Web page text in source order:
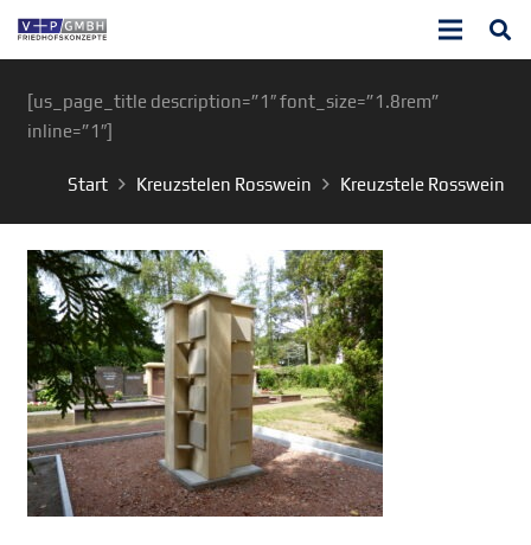
[us_page_title description=”1″ font_size=”1.8rem”
inline=”1″]
Start Kreuzstelen Rosswein Kreuzstele Rosswein